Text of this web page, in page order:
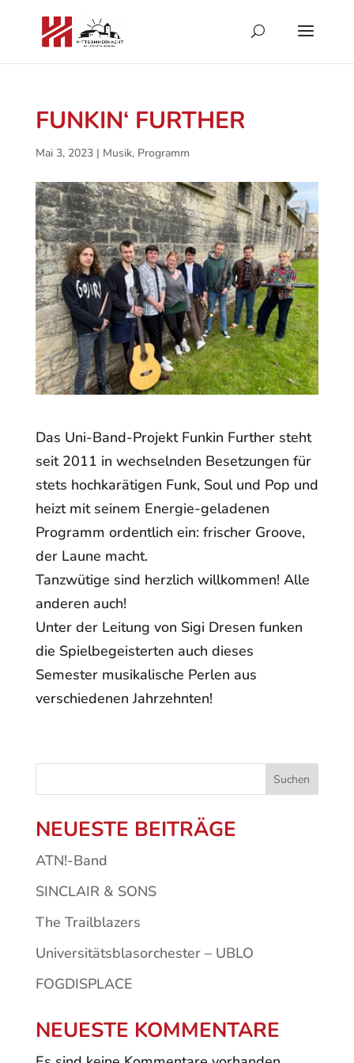
FUNKIN‘ FURTHER
Mai 3, 2023| Musik, Programm
Das Uni-Band-Projekt Funkin Further steht
seit 2011 in wechselnden Besetzungen für
stets hochkarätigen Funk, Soul und Pop und
heizt mit seinem Energie-geladenen
Programm ordentlich ein: frischer Groove,
der Laune macht.
Tanzwütige sind herzlich willkommen! Alle
anderen auch!
Unter der Leitung von Sigi Dresen funken
die Spielbegeisterten auch dieses
Semester musikalische Perlen aus
verschiedenen Jahrzehnten!
Suchen
NEUESTE BEITRÄGE
ATN!-Band
SINCLAIR & SONS
The Trailblazers
Universitätsblasorchester – UBLO
FOGDISPLACE
NEUESTE KOMMENTARE